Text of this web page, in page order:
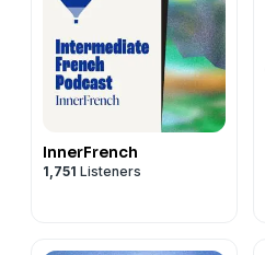
InnerFrench
1,751 Listeners